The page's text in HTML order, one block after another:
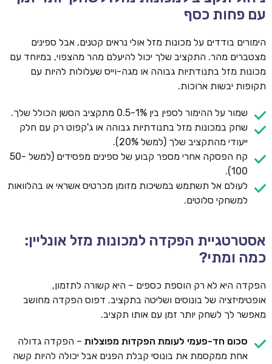
עם פחות כסף
הימורים בודדים על מכונות מזל אולי נראים קטנים, אבל ספינים
מצטברים מהר. התקציב שלך יכול להיעלם מהר מהצפוי, במיוחד עם
מכונות מזל בתנודתיות גבוהה או מגה-וייס שעלולות להיות עם
תקופות יבשות ארוכות.
שמור על ההימור לספין בין 0.5-1% מתקציב הסשן הכולל שלך.
שחק במכונות מזל בתנודתיות גבוהה או ג'קפוט רק עם חלק
ייעודי מהתקציב שלך (למשל 20%).
קח הפסקה אחרי מספר קבוע של ספינים מפסידים (למשל 50-
100).
לעולם אל תשתמש במשיכות מזומן מכרטיס אשראי או בהלוואות
למשחקי סלוטים.
אסטרטגיית הפקדה למכונות מזל אונליין:
כמה ומתי?
הפקדה היא לא רק הוספת כספים – היא קשורה לתזמון,
אופטימיזציה של בונוסים ושליטה בתקציב. דפוס הפקדה מחושב
מאפשר לך לשחק יותר זמן עם אותו תקציב.
סכום חד-פעמי לעומת הפקדות מפוצלות – הפקדה גדולה
אחת ממקסמת את בונוסי קבלת הפנים אבל יכולה להיות קשה